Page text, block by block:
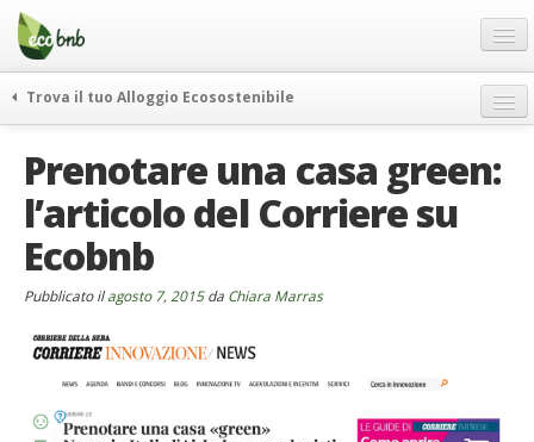
Menu
Salta
contenuto
Offerte Speciali
Regali
FAQ
Chi Siamo
Partner
Contatti
Italiano
German
Trova il tuo Alloggio Ecosostenibile
itinerari
curiosità
vivere e viaggiare verde
rassegna stampa
Prenotare una casa green:
l’articolo del Corriere su
Ecobnb
Pubblicato ilagosto 7, 2015da Chiara Marras